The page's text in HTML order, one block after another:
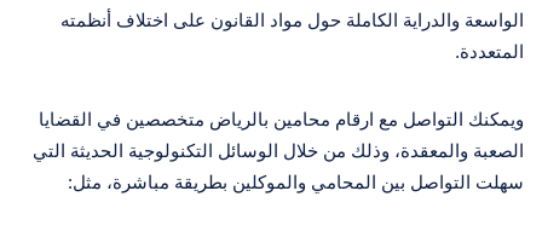
الواسعة والدراية الكاملة حول مواد القانون على اختلاف أنظمته
المتعددة.
ويمكنك التواصل مع ارقام محامين بالرياض متخصصين في القضايا
الصعبة والمعقدة، وذلك من خلال الوسائل التكنولوجية الحديثة التي
سهلت التواصل بين المحامي والموكلين بطريقة مباشرة، مثل: